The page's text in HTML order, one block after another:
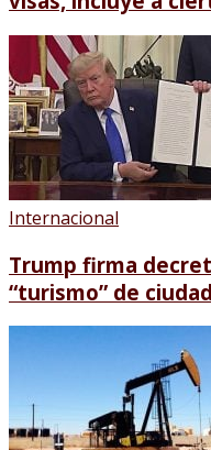
Internacional
Trump firma
“turismo” de